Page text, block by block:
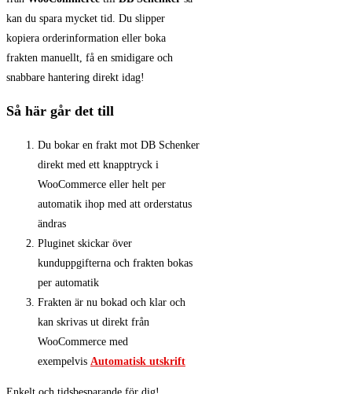
kan du spara mycket tid. Du slipper
kopiera orderinformation eller boka
frakten manuellt, få en smidigare och
snabbare hantering direkt idag!
Så här går det till
Du bokar en frakt mot DB Schenker
direkt med ett knapptryck i
WooCommerce eller helt per
automatik ihop med att orderstatus
ändras
Pluginet skickar över
kunduppgifterna och frakten bokas
per automatik
Frakten är nu bokad och klar och
kan skrivas ut direkt från
WooCommerce med
exempelvis Automatisk utskrift